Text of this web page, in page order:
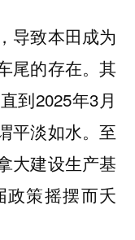
导致本田成为
尾的存在。其
到2025年3月
平淡如水。至
大建设生产基
策摇摆而夭